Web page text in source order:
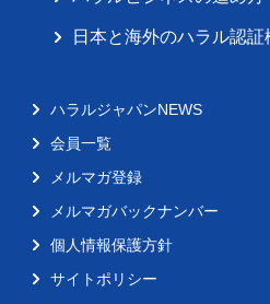
日本と海外のハラル認証
ハラルジャパンNEWS
会員一覧
メルマガ登録
メルマガバックナンバー
個人情報保護方針
サイトポリシー